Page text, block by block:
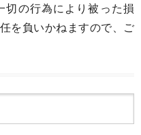
切の行為により被った損
を負いかねますので、ご